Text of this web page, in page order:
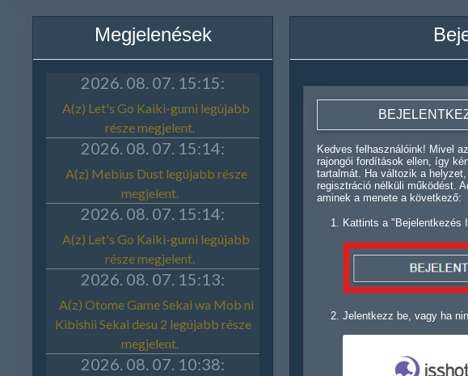
Megjelenések
Kedves felhasználóink! Mivel
rajongói fordítások ellen, így
tartalmát. Ha változik a
regisztráció nélküli működést.
aminek a menete a következő:
Kattints a "Bejelentkezés
Jelentkezz be, vagy ha